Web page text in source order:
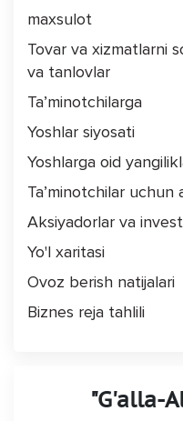
"G'alla-
maxsulot
Tovar va xizmatlarni
va tanlovlar
Ta’minotchilarga
Yoshlar siyosati
Yoshlarga oid
Ta’minotchilar uchun
Aksiyadorlar va
Yo'l xaritasi
Ovoz berish natijalari
Biznes reja tahlili